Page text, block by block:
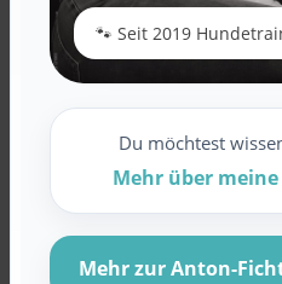
🐾 Seit 2019
Du möchtest
Mehr über
Mehr zur Anton-